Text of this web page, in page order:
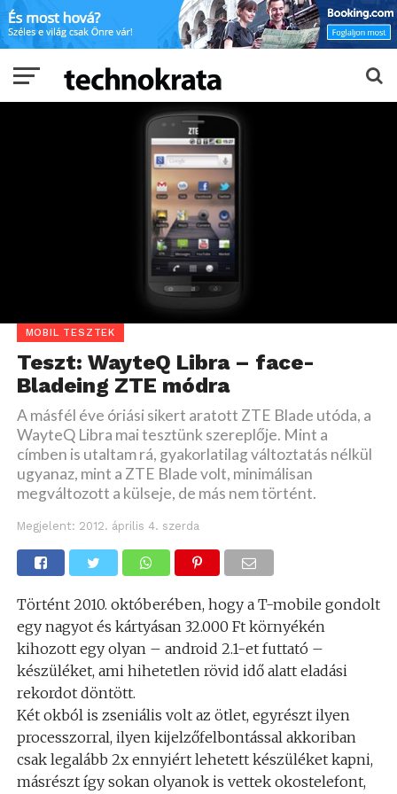
MOBIL TESZTEK
Teszt: WayteQ Libra – face-
Bladeing ZTE módra
A másfél éve óriási sikert aratott ZTE Blade utóda, a
WayteQ Libra mai tesztünk szereplője. Mint a
címben is utaltam rá, gyakorlatilag változtatás nélkül
ugyanaz, mint a ZTE Blade volt, minimálisan
megváltozott a külseje, de más nem történt.
Megjelent: 2012. április 4. szerda
Történt 2010. októberében, hogy a T-mobile gondolt
egy nagyot és kártyásan 32.000 Ft környékén
kihozott egy olyan – android 2.1-et futtató –
készüléket, ami hihetetlen rövid idő alatt eladási
rekordot döntött.
Két okból is zseniális volt az ötlet, egyrészt ilyen
processzorral, ilyen kijelzőfelbontással akkoriban
csak legalább 2x ennyiért lehetett készüléket kapni,
másrészt így sokan olyanok is vettek okostelefont,